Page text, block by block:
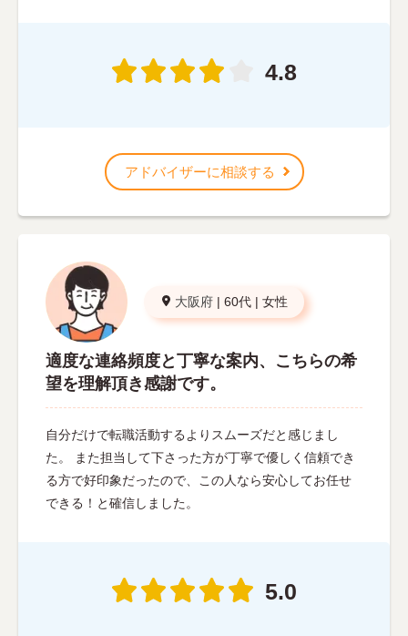
4.8
アドバイザーに相談する
大阪府 | 60代 | 女性
適度な連絡頻度と丁寧な案内、こちらの希
望を理解頂き感謝です。
自分だけで転職活動するよりスムーズだと感じまし
た。 また担当して下さった方が丁寧で優しく信頼でき
る方で好印象だったので、この人なら安心してお任せ
できる！と確信しました。
5.0